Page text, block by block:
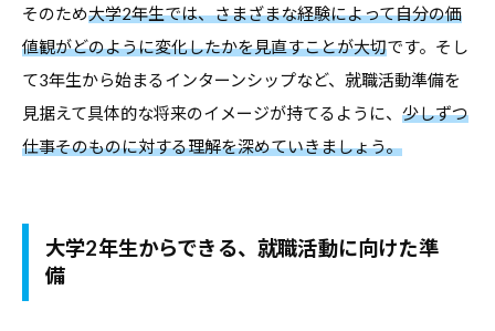
基
情
報
そのため大学2年生では、さまざまな経験によって自分の価
値観がどのように変化したかを見直すことが大切です。そし
て3年生から始まるインターンシップなど、就職活動準備を
見据えて具体的な将来のイメージが持てるように、 少しずつ
仕事そのものに対する理解を深めていきましょう。
大学2年生からできる、就職活動に向けた準
備